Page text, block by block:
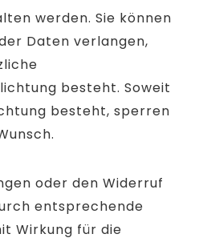
werden. Sie können
Daten verlangen,
besteht. Soweit
besteht, sperren
oder den Widerruf
entsprechende
Wirkung für die